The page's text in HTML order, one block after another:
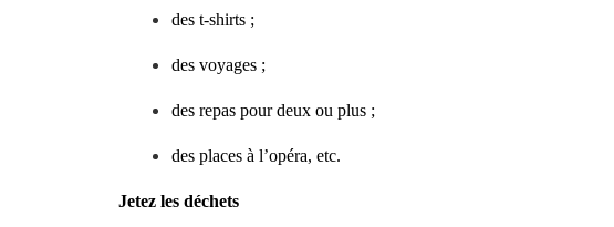
des t-shirts ;
des voyages ;
des repas pour deux ou plus ;
des places à l’opéra, etc.
Jetez les déchets